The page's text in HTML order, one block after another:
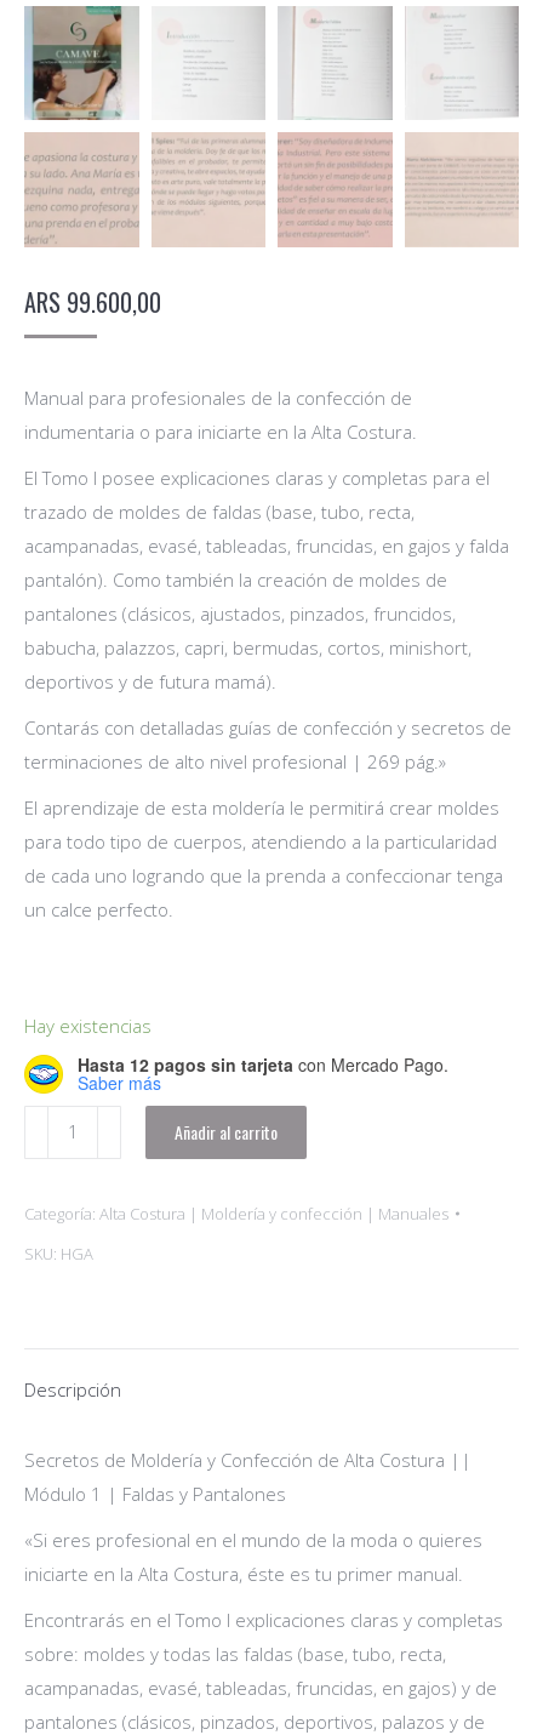
ARS 99.600,00
Manual para profesionales de la confección de
indumentaria o para iniciarte en la Alta Costura.
El Tomo I posee explicaciones claras y completas para el
trazado de moldes de faldas (base, tubo, recta,
acampanadas, evasé, tableadas, fruncidas, en gajos y falda
pantalón). Como también la creación de moldes de
pantalones (clásicos, ajustados, pinzados, fruncidos,
babucha, palazzos, capri, bermudas, cortos, minishort,
deportivos y de futura mamá).
Contarás con detalladas guías de confección y secretos de
terminaciones de alto nivel profesional | 269 pág.»
El aprendizaje de esta moldería le permitirá crear moldes
para todo tipo de cuerpos, atendiendo a la particularidad
de cada uno logrando que la prenda a confeccionar tenga
un calce perfecto.
Hay existencias
Hasta 12 pagos sin tarjeta con Mercado Pago.
Saber más
I
Faldas
y
Añadir al carrito
Categoría: Alta Costura | Moldería y confección | Manuales
SKU: HGA
Descripción
Secretos de Moldería y Confección de Alta Costura ||
Módulo 1 | Faldas y Pantalones
«Si eres profesional en el mundo de la moda o quieres
iniciarte en la Alta Costura, éste es tu primer manual.
Encontrarás en el Tomo I explicaciones claras y completas
sobre: moldes y todas las faldas (base, tubo, recta,
acampanadas, evasé, tableadas, fruncidas, en gajos) y de
pantalones (clásicos, pinzados, deportivos, palazos y de